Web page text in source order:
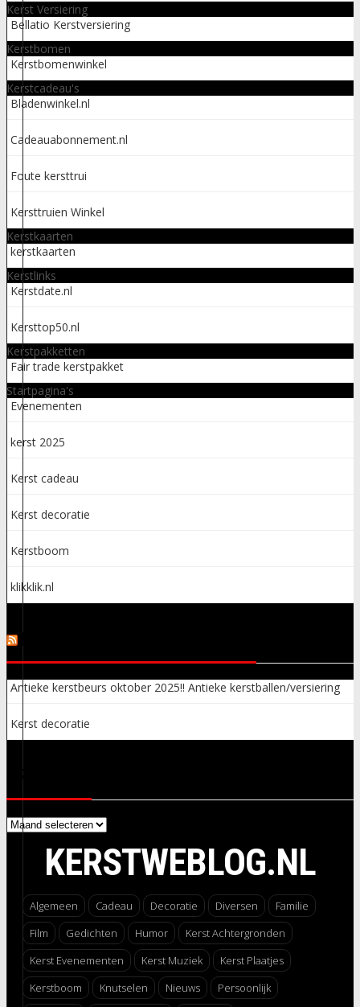
Kerst Versiering
Bellatio Kerstversiering
Kerstbomen
Kerstbomenwinkel
Kerstcadeau's
Bladenwinkel.nl
Cadeauabonnement.nl
Foute kersttrui
Kersttruien Winkel
Kerstkaarten
kerstkaarten
Kerstlinks
Kerstdate.nl
Kersttop50.nl
Kerstpakketten
Fair trade kerstpakket
Startpagina's
Evenementen
kerst 2025
Kerst cadeau
Kerst decoratie
Kerstboom
klikklik.nl
KERSTSPULLEN ADVERTENTIES
Antieke kerstbeurs oktober 2025!! Antieke kerstballen/versiering
Kerst decoratie
ARCHIEVEN
Archieven
KERSTWEBLOG.NL
Algemeen Cadeau Decoratie Diversen
Familie
Film
Gedichten Humor
Kerst Achtergronden
Kerst Evenementen
Kerst Muziek
Kerst Plaatjes
Kerstboom
Knutselen Nieuws
Persoonlijk